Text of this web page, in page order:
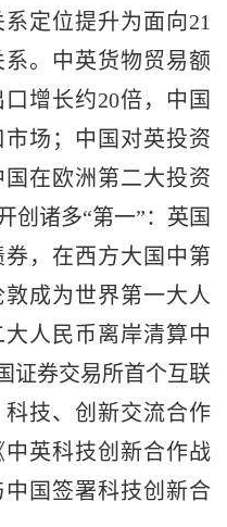
定位提升为面向21
。中英货物贸易额
增长约20倍，中国
场；中国对英投资
在欧洲第二大投资
创诸多“第一”：英国
，在西方大国中第
成为世界第一大人
人民币离岸清算中
证券交易所首个互联
技、创新交流合作
英科技创新合作战
国签署科技创新合